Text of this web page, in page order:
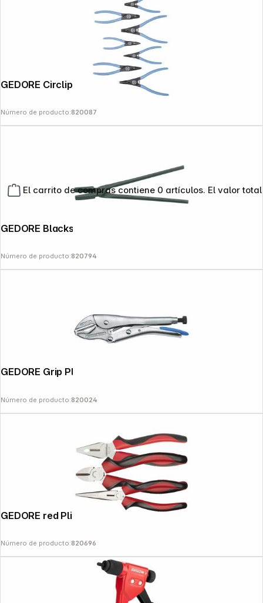
El carrito de compras contiene 0 artículos. El valor
GEDORE Circlip Pliers Set 8-pieces
Número de producto:820087
GEDORE Blacksmiths' Tongs
Número de producto:820794
GEDORE Grip Pliers 10"
Número de producto:820024
Número de producto:820696
Copyright © 2000 - 2026 DIFOX. All rights reserved.